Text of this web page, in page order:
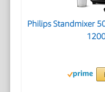
Philips Standmixer